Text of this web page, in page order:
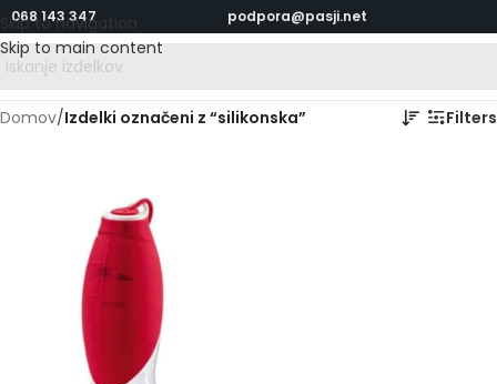
Skip to navigation
Skip to main content
068 143 347 podpora@pasji.net
Domov/Izdelki označeni z “silikonska” Filters